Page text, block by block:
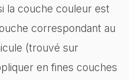
la couche couleur est
correspondant au
(trouvé sur
en fines couches